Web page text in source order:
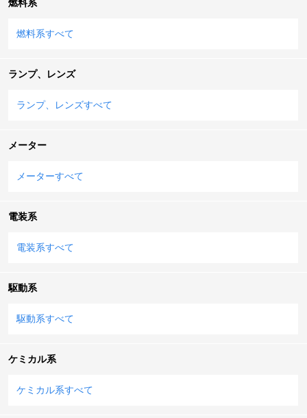
燃料系
燃料系すべて
ランプ、レンズ
ランプ、レンズすべて
メーター
メーターすべて
電装系
電装系すべて
駆動系
駆動系すべて
ケミカル系
ケミカル系すべて